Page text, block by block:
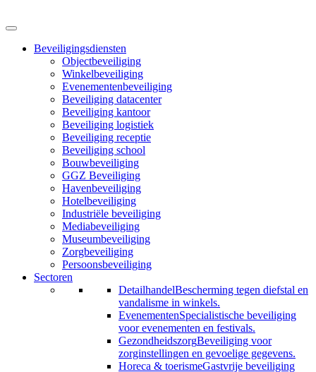
Beveiligingsdiensten
Objectbeveiliging
Winkelbeveiliging
Evenementenbeveiliging
Beveiliging datacenter
Beveiliging kantoor
Beveiliging logistiek
Beveiliging receptie
Beveiliging school
Bouwbeveiliging
GGZ Beveiliging
Havenbeveiliging
Hotelbeveiliging
Industriële beveiliging
Mediabeveiliging
Museumbeveiliging
Zorgbeveiliging
Persoonsbeveiliging
Sectoren
DetailhandelBescherming tegen diefstal en
vandalisme in winkels.
EvenementenSpecialistische beveiliging
voor evenementen en festivals.
GezondheidszorgBeveiliging voor
zorginstellingen en gevoelige gegevens.
Horeca & toerismeGastvrije beveiliging